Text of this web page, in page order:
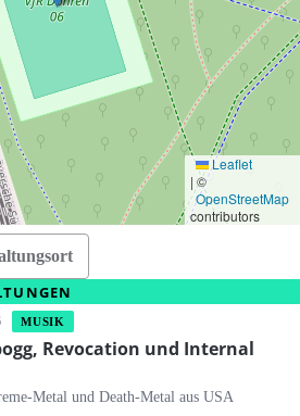
Leaflet
| ©
OpenStreetMap
contributors
MUSIK
Revocation und Internal
Metal und Death-Metal aus USA